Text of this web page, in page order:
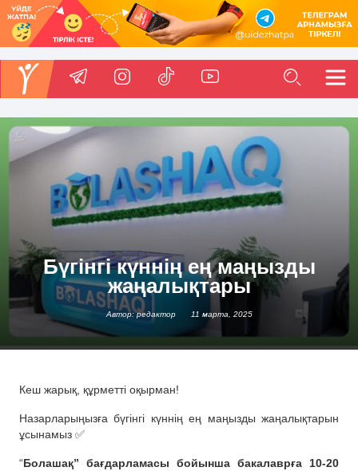
Бүгінгі күннің ең маңызды
жаңалықтары
Автор: редактор 11 марта, 2025
Кеш жарық, құрметті оқырман!
Назарларыңызға бүгінгі күннің ең маңызды жаңалықтарын
ұсынамыз ✅
“Болашақ” бағдарламасы бойынша бакалаврға 10-20